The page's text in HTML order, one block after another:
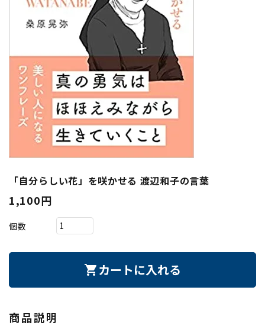
「自分らしい花」を咲かせる 渡辺和子の言葉
1,100円
個数
shopping_cart カートに入れる
商品説明